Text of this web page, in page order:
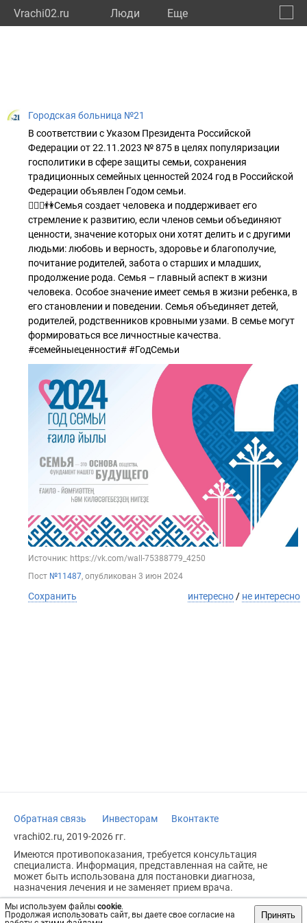
Vrachi02.ru Люди Eще
Мы используем файлы cookie.
Продолжая использовать сайт, вы даете свое согласие на
Принять
Городская больница №21
В соответствии с Указом Президента Российской
Федерации от 22.11.2023 № 875 в целях популяризации
госполитики в сфере защиты семьи, сохранения
традиционных семейных ценностей 2024 год в Российской
Федерации объявлен Годом семьи.
👩‍❤️‍👨👫Семья создает человека и поддерживает его
стремление к развитию, если членов семьи объединяют
ценности, значение которых они хотят делить и с другими
людьми: любовь и верность, здоровье и благополучие,
почитание родителей, забота о старших и младших,
продолжение рода. Семья – главный аспект в жизни
человека. Особое значение имеет семья в жизни ребенка, в
его становлении и поведении. Семья объединяет детей,
родителей, родственников кровными узами. В семье могут
формироваться все личностные качества.
#семейныеценности# #ГодСемьи
Источник: https://vk.com/wall-75388779_4250
Пост №11487, опубликован 3 июн 2024
Сохранить интересно / не интересно
Обратная связь Инвесторам
Вконтакте
vrachi02.ru, 2019-2026 гг.
Имеются противопоказания, требуется консультация
специалиста. Информация, представленная на сайте, не
может быть использована для постановки диагноза,
назначения лечения и не заменяет прием врача.
Возрастное ограничение: 18+